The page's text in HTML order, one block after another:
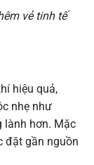
vẻ tinh tế
hiệu quả,
nhẹ như
lành hơn. Mặc
đặt gần nguồn